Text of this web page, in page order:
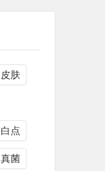
皮肤
白点
真菌